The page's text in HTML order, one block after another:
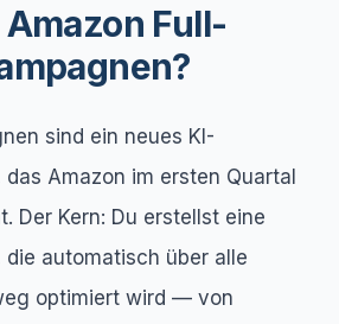
Full-
sind ein neues KI-
Amazon im ersten Quartal
Der Kern: Du erstellst eine
automatisch über alle
optimiert wird — von